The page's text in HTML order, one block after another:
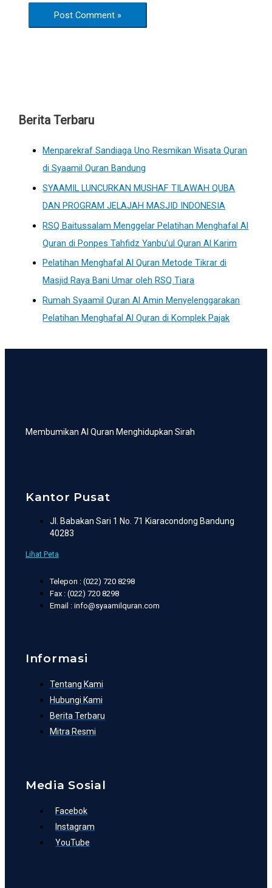
Berita Terbaru
Menparekraf Sandiaga Uno Resmikan Wisata Quran
di Syaamil Quran Bandung
SYAAMIL LUNCURKAN MUSHAF TILAWAH QUBA
DAN PROGRAM JELAJAH MASJID INDONESIA
RSQ Baitussalam Menggelar Pelatihan Menghafal Al
Quran di Ponpes Tahfidz Yanbu’ul Quran Al Karim
Pelatihan Menghafal Al Quran Metode Tikrar di
Masjid Raya Bani Umar oleh RSQ Tiara
Rumah Syaamil Quran Al Amin Menyelenggarakan
Pelatihan Menghafal Al Quran di Komplek Pajak
Membumikan Al Quran Menghidupkan Sirah
Kantor Pusat
Jl. Babakan Sari 1 No. 71 Kiaracondong Bandung
40283
Lihat Peta
Telepon : (022) 720 8298
Fax : (022) 720 8298
Email : info@syaamilquran.com
Informasi
Tentang Kami
Hubungi Kami
Berita Terbaru
Mitra Resmi
Media Sosial
Facebok
Instagram
YouTube